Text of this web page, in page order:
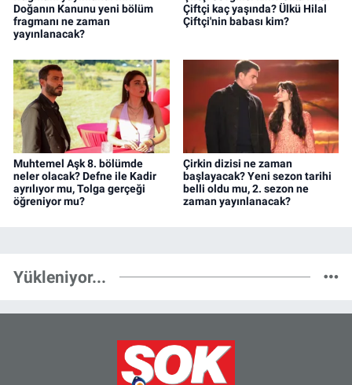
Doğanın Kanunu yeni bölüm
fragmanı ne zaman
yayınlanacak?
Çiftçi kaç yaşında? Ülkü Hilal
Çiftçi'nin babası kim?
Muhtemel Aşk 8. bölümde
neler olacak? Defne ile Kadir
ayrılıyor mu, Tolga gerçeği
öğreniyor mu?
Çirkin dizisi ne zaman
başlayacak? Yeni sezon tarihi
belli oldu mu, 2. sezon ne
zaman yayınlanacak?
Yükleniyor...